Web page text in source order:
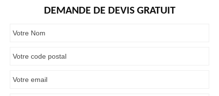
DEMANDE DE DEVIS GRATUIT